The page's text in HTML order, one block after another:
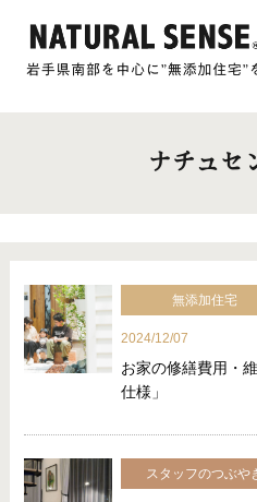
ナチュセ
無添加住宅
2024/12/07
お家の修繕費用・
仕様」
スタッフのつぶや